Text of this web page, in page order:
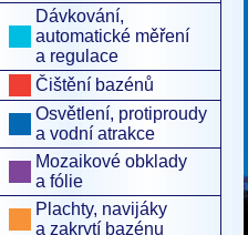
Dávkování,
automatické měření
a regulace
Čištění bazénů
Osvětlení, protiproudy
a vodní atrakce
Mozaikové obklady
a fólie
Plachty, navijáky
a zakrytí bazénu